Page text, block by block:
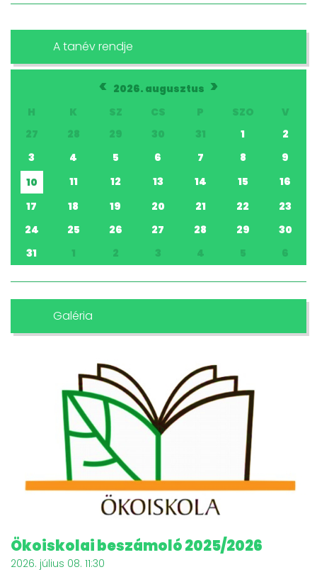
A tanév rendje
< 2026. augusztus >
H K SZ CS P SZO
V
27
28 29 30 31 1
2
3
4 5 6 7 8
9
10
11 12 13 14 15
16
17
18 19 20 21 22
23
24
25 26 27 28 29
30
31
1 2 3 4 5 6
Galéria
Ökoiskolai beszámoló 2025/2026
2026. július 08. 11:30